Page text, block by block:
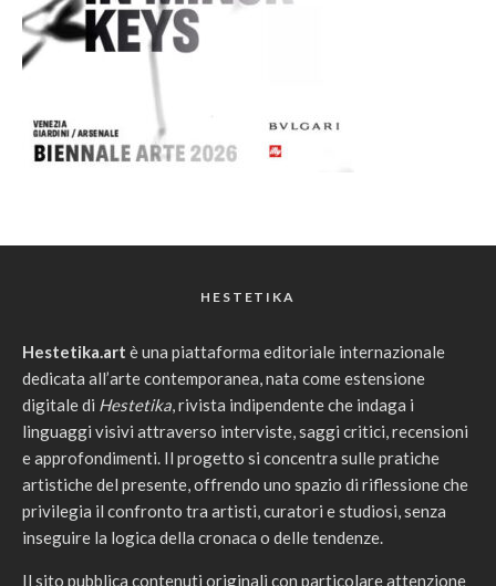
HESTETIKA
Hestetika.art è una piattaforma editoriale internazionale
dedicata all’arte contemporanea, nata come estensione
digitale di Hestetika, rivista indipendente che indaga i
linguaggi visivi attraverso interviste, saggi critici, recensioni
e approfondimenti. Il progetto si concentra sulle pratiche
artistiche del presente, offrendo uno spazio di riflessione che
privilegia il confronto tra artisti, curatori e studiosi, senza
inseguire la logica della cronaca o delle tendenze.
Il sito pubblica contenuti originali con particolare attenzione